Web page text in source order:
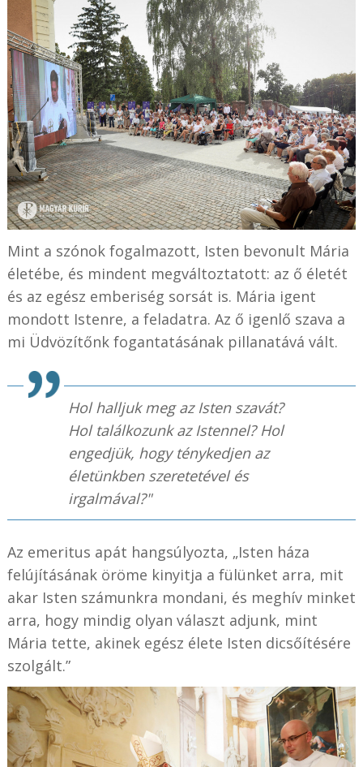
Mint a szónok fogalmazott, Isten bevonult Mária
életébe, és mindent megváltoztatott: az ő életét
és az egész emberiség sorsát is. Mária igent
mondott Istenre, a feladatra. Az ő igenlő szava a
mi Üdvözítőnk fogantatásának pillanatává vált.
Hol halljuk meg az Isten szavát?
Hol találkozunk az Istennel? Hol
engedjük, hogy ténykedjen az
életünkben szeretetével és
irgalmával?"
Az emeritus apát hangsúlyozta, „Isten háza
felújításának öröme kinyitja a fülünket arra, mit
akar Isten számunkra mondani, és meghív minket
arra, hogy mindig olyan választ adjunk, mint
Mária tette, akinek egész élete Isten dicsőítésére
szolgált.”